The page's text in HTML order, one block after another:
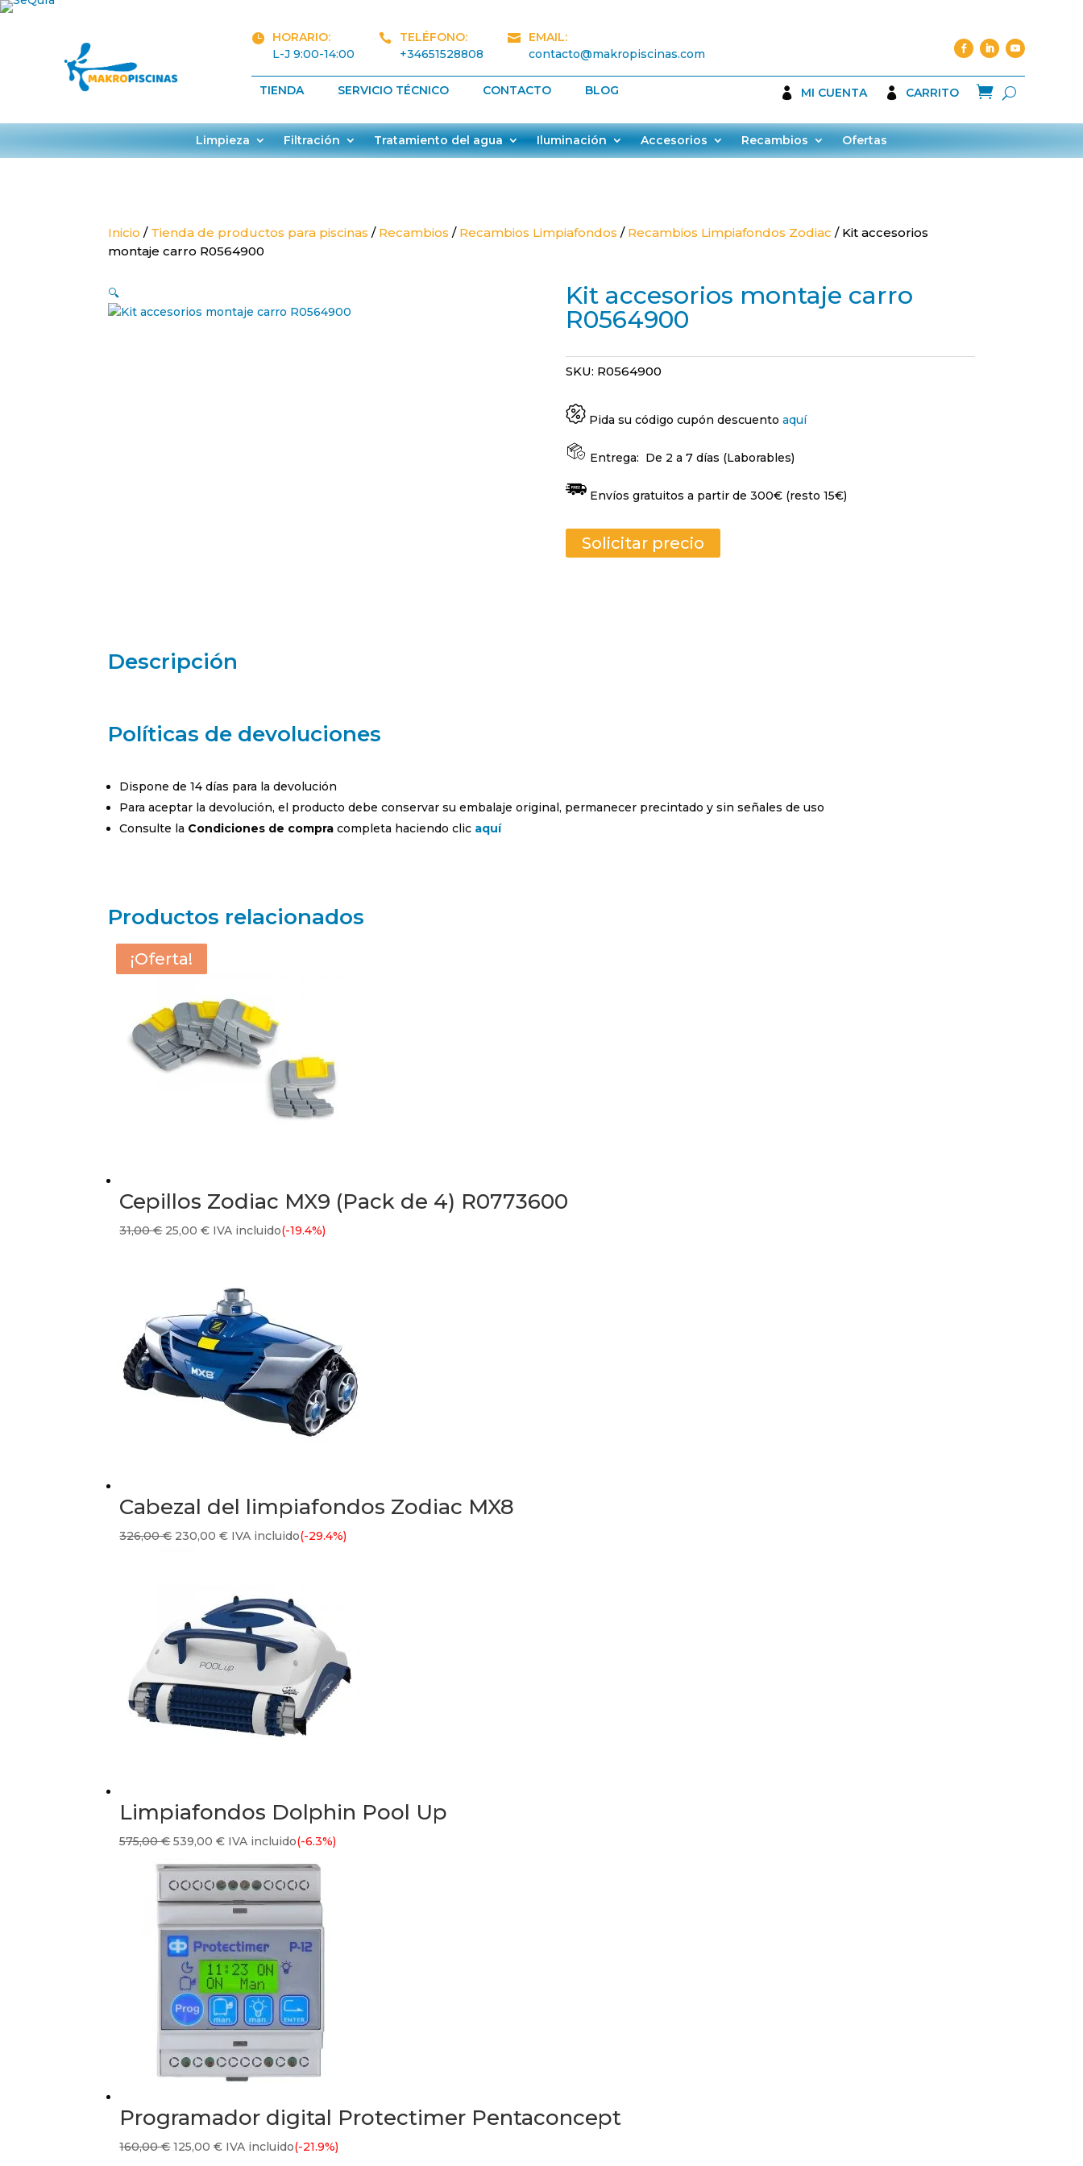

HORARIO:
L-J 9:00-14:00

TELÉFONO:
+34651528808

EMAIL:
contacto@makropiscinas.com
TIENDA SERVICIO TÉCNICO CONTACTO BLOG MI CUENTA CARRITO 
Limpieza Filtración Tratamiento del agua Iluminación Accesorios Recambios Ofertas
Inicio / Tienda de productos para piscinas / Recambios / Recambios Limpiafondos / Recambios Limpiafondos Zodiac / Kit accesorios
montaje carro R0564900
🔍
Kit accesorios montaje carro
R0564900
SKU: R0564900
Pida su código cupón descuento aquí
Entrega: De 2 a 7 días (Laborables)
Envíos gratuitos a partir de 300€ (resto 15€)
Solicitar precio
Descripción
Políticas de devoluciones
Dispone de 14 días para la devolución
Para aceptar la devolución, el producto debe conservar su embalaje original, permanecer precintado y sin señales de uso
Consulte la Condiciones de compra completa haciendo clic aquí
Productos relacionados
¡Oferta!
Cepillos Zodiac MX9 (Pack de 4) R0773600
31,00€ El
31,00 €.
25,00€El
es:
25,00 €.
IVA incluido(-19.4%)
¡Oferta!
Cabezal del limpiafondos Zodiac MX8
326,00€ El
326,00 €.
230,00€El
es:
230,00 €.
IVA incluido(-29.4%)
¡Oferta!
Limpiafondos Dolphin Pool Up
575,00€El
precio
original
era:
575,00 €.
539,00€El
precio
actual
es:
539,00 €.
IVA incluido(-6.3%)
¡Oferta!
Programador digital Protectimer Pentaconcept
160,00€El
125,00€ElIVA incluido(-21.9%)